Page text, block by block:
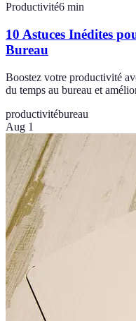
Productivité6 min
10 Astuces Inédites
Bureau
Boostez votre productivité
du temps au bureau et
productivitébureau
Aug 1